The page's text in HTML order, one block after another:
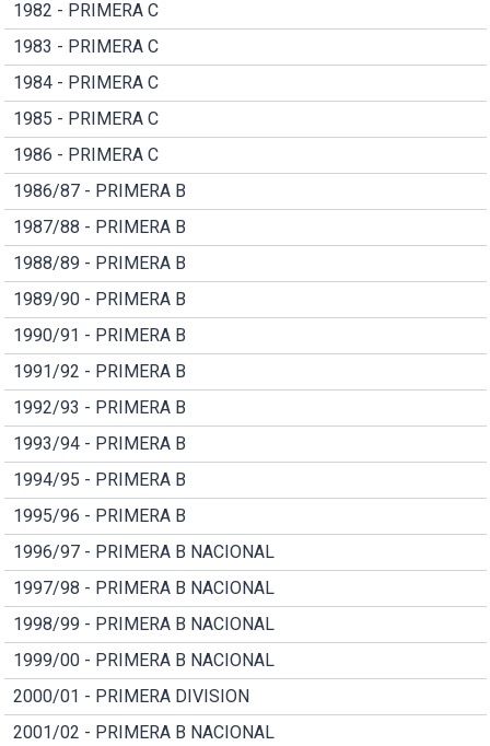
1982 - PRIMERA C
1983 - PRIMERA C
1984 - PRIMERA C
1985 - PRIMERA C
1986 - PRIMERA C
1986/87 - PRIMERA B
1987/88 - PRIMERA B
1988/89 - PRIMERA B
1989/90 - PRIMERA B
1990/91 - PRIMERA B
1991/92 - PRIMERA B
1992/93 - PRIMERA B
1993/94 - PRIMERA B
1994/95 - PRIMERA B
1995/96 - PRIMERA B
1996/97 - PRIMERA B NACIONAL
1997/98 - PRIMERA B NACIONAL
1998/99 - PRIMERA B NACIONAL
1999/00 - PRIMERA B NACIONAL
2000/01 - PRIMERA DIVISION
2001/02 - PRIMERA B NACIONAL